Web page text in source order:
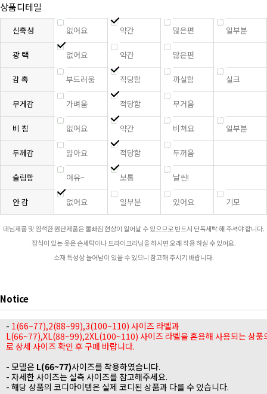
상품디테일
신축성 없어요 약간 많은편 일부분
광 택 없어요 약간 많은편
감 촉 부드러움 적당함 까실함 실크
무게감 가벼움 적당함 무거움
비 침 없어요 약간 비쳐요 일부분
두께감 얇아요 적당함 두꺼움
슬림함 여유~ 보통 날씬!
안 감 없어요 일부분 있어요 기모
데님제품 및 염색한 원단제품은 물빠짐 현상이 일어날 수 있으므로 반드시 단독세탁 해 주셔야 합니다.
장식이 있는 옷은 손세탁이나 드라이크리닝을 하시면 오래 착용 하실 수 있어요.
소재 특성상 늘어남이 있을 수 있으니 참고해 주시기 바랍니다.
Notice
- 1(66~77),2(88~99),3(100~110) 사이즈 라벨과
L(66~77),XL(88~99),2XL(100~110) 사이즈 라벨을 혼용해 사용되는 상품
로 상세 사이즈 확인 후 구매 바랍니다.
- 모델은 L(66~77)사이즈를 착용하였습니다.
- 자세한 사이즈는 실측 사이즈를 참고해주세요.
- 해당 상품의 코디아이템은 실제 코디된 상품과 다를 수 있습니다.